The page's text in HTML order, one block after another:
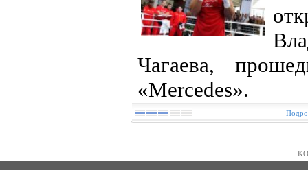
Чагаева,
«Mercedes».